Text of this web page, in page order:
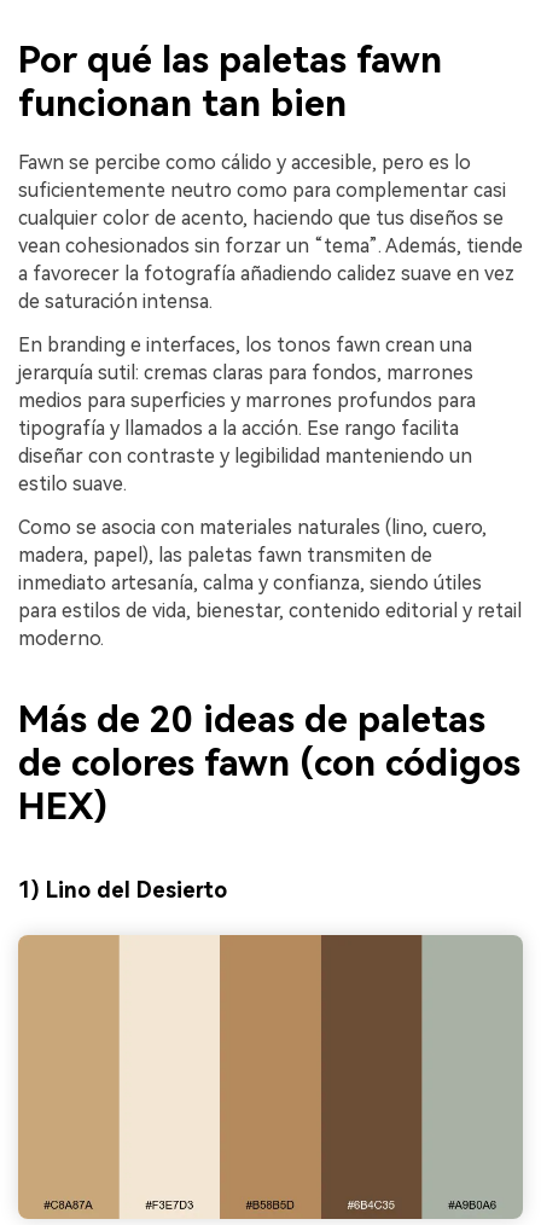
Por qué las paletas fawn
funcionan tan bien
Fawn se percibe como cálido y accesible, pero es lo
suficientemente neutro como para complementar casi
cualquier color de acento, haciendo que tus diseños se
vean cohesionados sin forzar un “tema”. Además, tiende
a favorecer la fotografía añadiendo calidez suave en vez
de saturación intensa.
En branding e interfaces, los tonos fawn crean una
jerarquía sutil: cremas claras para fondos, marrones
medios para superficies y marrones profundos para
tipografía y llamados a la acción. Ese rango facilita
diseñar con contraste y legibilidad manteniendo un
estilo suave.
Como se asocia con materiales naturales (lino, cuero,
madera, papel), las paletas fawn transmiten de
inmediato artesanía, calma y confianza, siendo útiles
para estilos de vida, bienestar, contenido editorial y retail
moderno.
Más de 20 ideas de paletas
de colores fawn (con códigos
HEX)
1) Lino del Desierto